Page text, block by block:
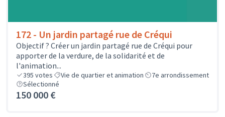
172 - Un jardin partagé rue de Créqui
Objectif ? Créer un jardin partagé rue de Créqui pour
apporter de la verdure, de la solidarité et de
l'animation...
395 votes Vie de quartier et animation
7e arrondissement
Sélectionné
150 000 €